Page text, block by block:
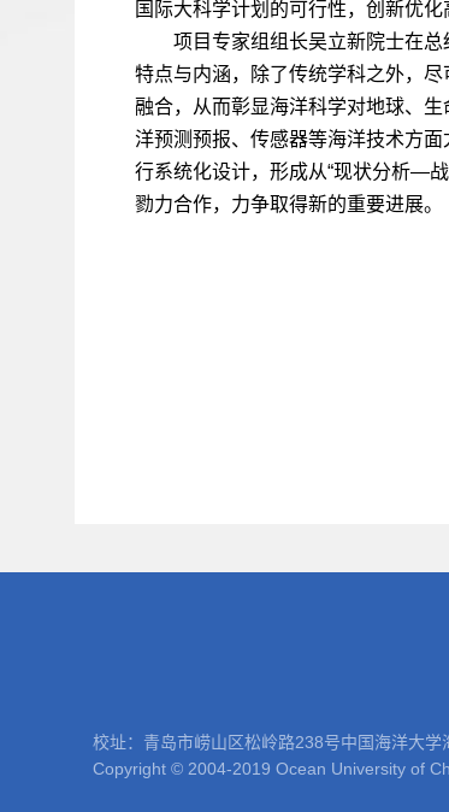
国际大科学计划的可行性，创新优
项目专家组组长吴立新院士在
特点与内涵，除了传统学科之外，
融合，从而彰显海洋科学对地球、
洋预测预报、传感器等海洋技术方
行系统化设计，形成从“现状分析—
勠力合作，力争取得新的重要进展。
校址：青岛市崂山区松岭路238号中国海洋大
Copyright © 2004-2019 Ocean University of